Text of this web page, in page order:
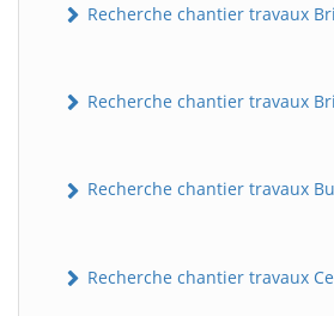
Recherche chantier travaux
Recherche chantier travaux
Recherche chantier travaux
Recherche chantier travaux